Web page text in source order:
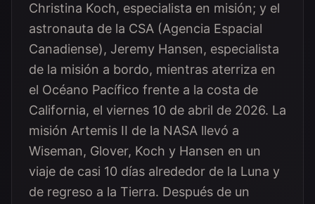
Christina Koch, especialista en misión; y el
astronauta de la CSA (Agencia Espacial
Canadiense), Jeremy Hansen, especialista
de la misión a bordo, mientras aterriza en
el Océano Pacífico frente a la costa de
California, el viernes 10 de abril de 2026. La
misión Artemis II de la NASA llevó a
Wiseman, Glover, Koch y Hansen en un
viaje de casi 10 días alrededor de la Luna y
de regreso a la Tierra. Después de un